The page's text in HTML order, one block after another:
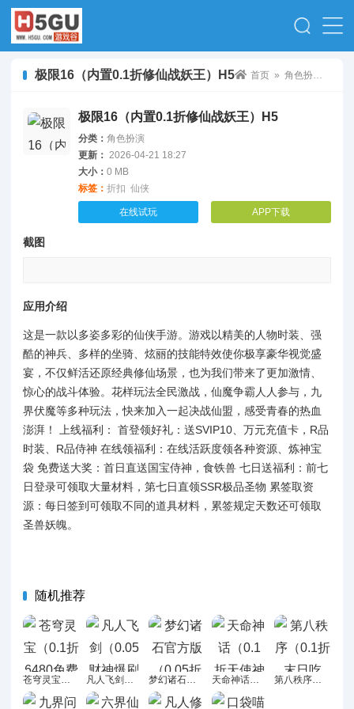
极限16（内置0.1折修仙战妖王）H5 首页 » 角色扮演
极限16（内置0.1折修仙战妖王）H5
分类： 角色扮演
更新： 2026-04-21 18:27
大小： 0 MB
标签： 折扣 仙侠
在线试玩 APP下载
截图
应用介绍
这是一款以多姿多彩的仙侠手游。游戏以精美的人物时装、强
酷的神兵、多样的坐骑、炫丽的技能特效使你极享豪华视觉盛
宴，不仅鲜活还原经典修仙场景，也为我们带来了更加激情、
惊心的战斗体验。花样玩法全民激战，仙魔争霸人人参与，九
界伏魔等多种玩法，快来加入一起决战仙盟，感受青春的热血
澎湃！ 上线福利： 首登领好礼：送SVIP10、万元充值卡，R品
时装、R品侍神 在线领福利：在线活跃度领各种资源、炼神宝
袋 免费送大奖：首日直送国宝侍神，食铁兽 七日送福利：前七
日登录可领取大量材料，第七日直领SSR极品圣物 累签取资
源：每日签到可领取不同的道具材料，累签规定天数还可领取
圣兽妖魄。
随机推荐
凡人飞剑（0.05财神爆刷版）H5 天命神话（0.1 折天使神域挂机）H5